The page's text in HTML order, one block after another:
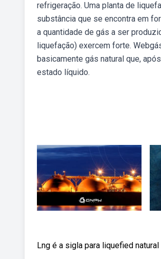
refrigeração. Uma planta de
substância que se encontra em
a quantidade de gás a ser
liquefação) exercem forte.
basicamente gás natural que,
estado líquido.
Lng é a sigla para liquefied